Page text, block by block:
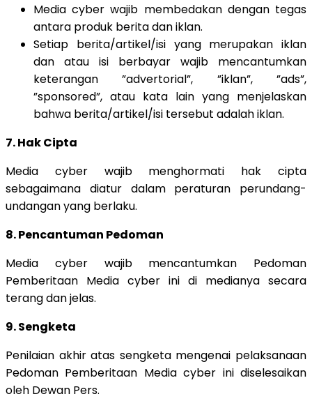
Media cyber wajib membedakan dengan tegas
antara produk berita dan iklan.
Setiap berita/artikel/isi yang merupakan iklan
dan atau isi berbayar wajib mencantumkan
keterangan ”advertorial”, ”iklan”, ”ads”,
”sponsored”, atau kata lain yang menjelaskan
bahwa berita/artikel/isi tersebut adalah iklan.
7. Hak Cipta
Media cyber wajib menghormati hak cipta
sebagaimana diatur dalam peraturan perundang-
undangan yang berlaku.
8. Pencantuman Pedoman
Media cyber wajib mencantumkan Pedoman
Pemberitaan Media cyber ini di medianya secara
terang dan jelas.
9. Sengketa
Penilaian akhir atas sengketa mengenai pelaksanaan
Pedoman Pemberitaan Media cyber ini diselesaikan
oleh Dewan Pers.